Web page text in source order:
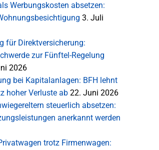
Werbungskosten absetzen:
3. Juli
für Direktversicherung:
zur Fünftel-Regelung
2026
bei Kapitalanlagen: BFH lehnt
hoher Verluste ab 22. Juni 2026
steuerlich absetzen:
anerkannt werden
trotz Firmenwagen: